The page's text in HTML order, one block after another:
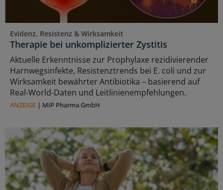
Evidenz, Resistenz & Wirksamkeit
Therapie bei unkomplizierter Zystitis
Aktuelle Erkenntnisse zur Prophylaxe rezidivierender
Harnwegsinfekte, Resistenztrends bei E. coli und zur
Wirksamkeit bewährter Antibiotika – basierend auf
Real-World-Daten und Leitlinienempfehlungen.
ANZEIGE | MIP Pharma GmbH